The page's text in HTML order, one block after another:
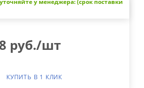
руб./шт
КУПИТЬ В 1 КЛИК